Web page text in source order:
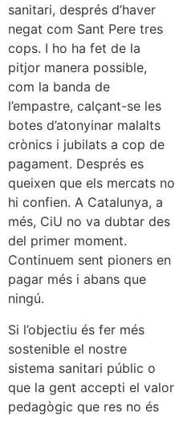
sanitari, després d’haver
negat com Sant Pere tres
cops. I ho ha fet de la
pitjor manera possible,
com la banda de
l’empastre, calçant-se les
botes d’atonyinar malalts
crònics i jubilats a cop de
pagament. Després es
queixen que els mercats no
hi confien. A Catalunya, a
més, CiU no va dubtar des
del primer moment.
Continuem sent pioners en
pagar més i abans que
ningú.
Si l’objectiu és fer més
sostenible el nostre
sistema sanitari públic o
que la gent accepti el valor
pedagògic que res no és